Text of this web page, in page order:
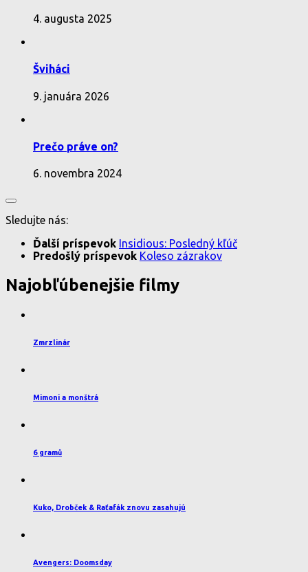
4. augusta 2025
Šviháci
9. januára 2026
Prečo práve on?
6. novembra 2024
Sledujte nás:
Ďalší príspevok Insidious: Posledný kľúč
Predošlý príspevok Koleso zázrakov
Najobľúbenejšie filmy
Zmrzlinár
Mimoni a monštrá
6 gramů
Kuko, Drobček & Raťafák znovu zasahujú
Avengers: Doomsday